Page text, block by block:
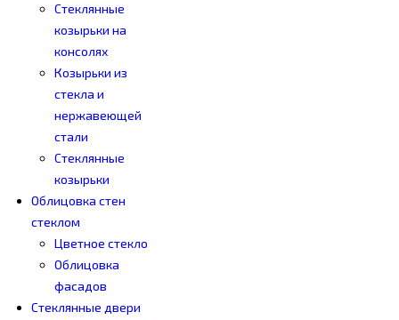
Стеклянные
козырьки на
консолях
Козырьки из
стекла и
нержавеющей
стали
Стеклянные
козырьки
Облицовка стен
стеклом
Цветное стекло
Облицовка
фасадов
Стеклянные двери